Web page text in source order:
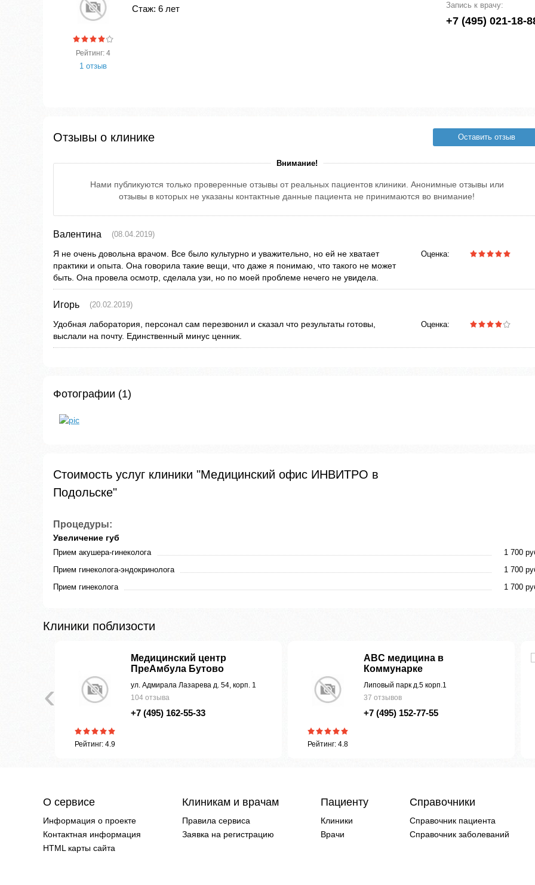
Рейтинг: 4
1 отзыв
Стаж: 6 лет Запись к врачу:
+7 (495) 021-18-
Отзывы о клинике Оставить отзыв
Внимание!
Нами публикуются только проверенные отзывы от реальных пациентов клиники. Анонимные отзывы или
отзывы в которых не указаны контактные данные пациента не принимаются во внимание!
Валентина (08.04.2019)
Я не очень довольна врачом. Все было культурно и уважительно, но ей не хватает
практики и опыта. Она говорила такие вещи, что даже я понимаю, что такого не может
быть. Она провела осмотр, сделала узи, но по моей проблеме нечего не увидела.
Оценка:
Игорь (20.02.2019)
Удобная лаборатория, персонал сам перезвонил и сказал что результаты готовы,
выслали на почту. Единственный минус ценник.
Оценка:
Фотографии (1)
Стоимость услуг клиники "Медицинский офис ИНВИТРО в
Подольске"
Процедуры:
Увеличение губ
Прием акушера-гинеколога
1 700
Прием гинеколога-эндокринолога
1 700
Прием гинеколога
1 700
Клиники поблизости
‹
Рейтинг: 4.9
Медицинский центр
ПреАмбула Бутово
ул. Адмирала Лазарева д. 54, корп. 1
104 отзыва
+7 (495) 162-55-33
Рейтинг: 4.8
ABC медицина в
Коммунарке
Липовый парк д.5 корп.1
37 отзывов
+7 (495) 152-77-55
О сервисе
Информация о проекте
Контактная информация
HTML карты сайта
Клиникам и врачам
Правила сервиса
Заявка на регистрацию
Пациенту
Клиники
Врачи
Справочники
Справочник пациента
Справочник заболеваний